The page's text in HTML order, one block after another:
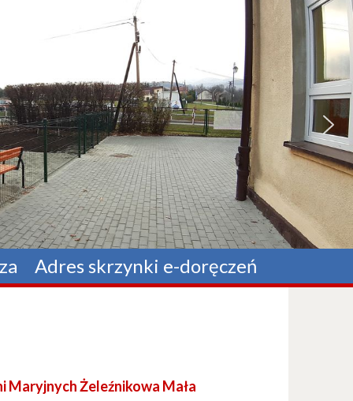
Adres skrzynki e-doręczeń
Maryjnych Żeleźnikowa Mała